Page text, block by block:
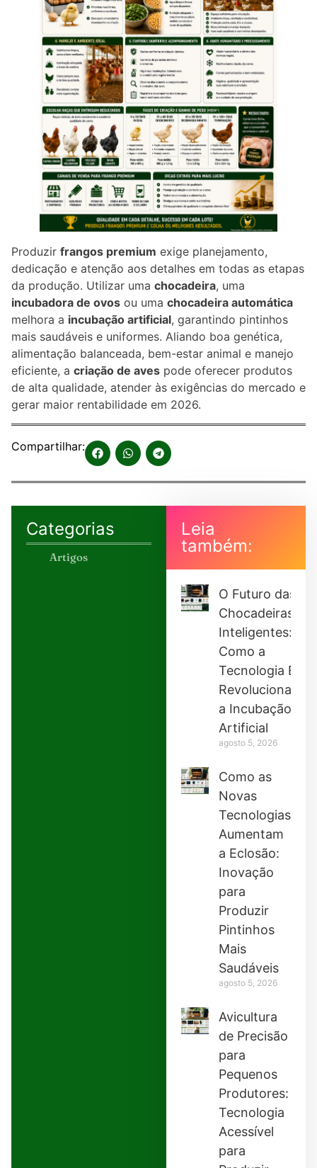
Produzir frangos premium exige planejamento,
dedicação e atenção aos detalhes em todas as etapas
da produção. Utilizar uma chocadeira, uma
incubadora de ovos ou uma chocadeira automática
melhora a incubação artificial, garantindo pintinhos
mais saudáveis e uniformes. Aliando boa genética,
alimentação balanceada, bem-estar animal e manejo
eficiente, a criação de aves pode oferecer produtos
de alta qualidade, atender às exigências do mercado e
gerar maior rentabilidade em 2026.
Compartilhar:
Categorias
Artigos
Leia
também:
O Futuro das
Chocadeiras
Inteligentes:
Como a
Tecnologia Está
Revolucionando
a Incubação
Artificial
agosto 5, 2026
Como as
Novas
Tecnologias
Aumentam
a Eclosão:
Inovação
para
Produzir
Pintinhos
Mais
Saudáveis
agosto 5, 2026
Avicultura
de Precisão
para
Pequenos
Produtores:
Tecnologia
Acessível
para